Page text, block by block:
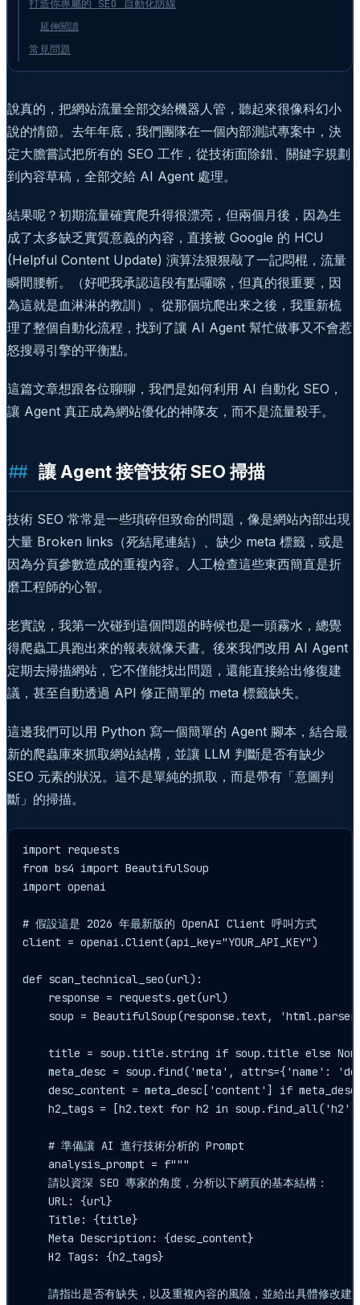
打造你專屬的 SEO 自動化防線
延伸閱讀
常見問題
說真的，把網站流量全部交給機器人管，聽起來很像科幻小
說的情節。去年年底，我們團隊在一個內部測試專案中，決
定大膽嘗試把所有的 SEO 工作，從技術面除錯、關鍵字規劃
到內容草稿，全部交給 AI Agent 處理。
結果呢？初期流量確實爬升得很漂亮，但兩個月後，因為生
成了太多缺乏實質意義的內容，直接被 Google 的 HCU
(Helpful Content Update) 演算法狠狠敲了一記悶棍，流量
瞬間腰斬。（好吧我承認這段有點囉嗦，但真的很重要，因
為這就是血淋淋的教訓）。從那個坑爬出來之後，我重新梳
理了整個自動化流程，找到了讓 AI Agent 幫忙做事又不會惹
怒搜尋引擎的平衡點。
這篇文章想跟各位聊聊，我們是如何利用 AI 自動化 SEO，
讓 Agent 真正成為網站優化的神隊友，而不是流量殺手。
讓 Agent 接管技術 SEO 掃描
技術 SEO 常常是一些瑣碎但致命的問題，像是網站內部出現
大量 Broken links（死結尾連結）、缺少 meta 標籤，或是
因為分頁參數造成的重複內容。人工檢查這些東西簡直是折
磨工程師的心智。
老實說，我第一次碰到這個問題的時候也是一頭霧水，總覺
得爬蟲工具跑出來的報表就像天書。後來我們改用 AI Agent
定期去掃描網站，它不僅能找出問題，還能直接給出修復建
議，甚至自動透過 API 修正簡單的 meta 標籤缺失。
這邊我們可以用 Python 寫一個簡單的 Agent 腳本，結合最
新的爬蟲庫來抓取網站結構，並讓 LLM 判斷是否有缺少
SEO 元素的狀況。這不是單純的抓取，而是帶有「意圖判
斷」的掃描。
import requests
from bs4 import BeautifulSoup
import openai
# 假設這是 2026 年最新版的 OpenAI Client 呼叫方式
client = openai.Client(api_key="YOUR_API_KEY")
def scan_technical_seo(url):
    response = requests.get(url)
soup = BeautifulSoup(response.text,
title = soup.title.string if soup.title else
meta_desc = soup.find('meta', attrs={'name':
desc_content = meta_desc['content'] if
h2_tags = [h2.text for h2 in
    # 準備讓 AI 進行技術分析的 Prompt
    analysis_prompt = f"""
    請以資深 SEO 專家的角度，分析以下網頁的基本結構：
    URL: {url}
    Title: {title}
    Meta Description: {desc_content}
    H2 Tags: {h2_tags}
請指出是否有缺失，以及重複內容的風險，並給出具體修改建